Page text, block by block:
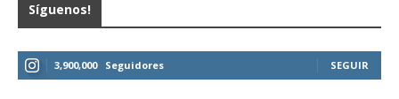
Síguenos!
3,900,000 Seguidores SEGUIR